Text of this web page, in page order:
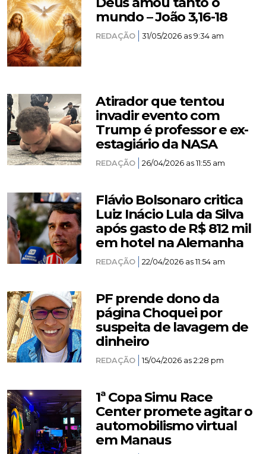
mundo – João 3,16-18
REDAÇÃO 31/05/2026 as 9:34 am
Atirador que tentou
invadir evento com
Trump é professor e ex-
estagiário da NASA
REDAÇÃO 26/04/2026 as 11:55 am
Flávio Bolsonaro critica
Luiz Inácio Lula da Silva
após gasto de R$ 812 mil
em hotel na Alemanha
REDAÇÃO 22/04/2026 as 11:54 am
PF prende dono da
página Choquei por
suspeita de lavagem de
dinheiro
REDAÇÃO 15/04/2026 as 2:28 pm
1ª Copa Simu Race
Center promete agitar o
automobilismo virtual
em Manaus